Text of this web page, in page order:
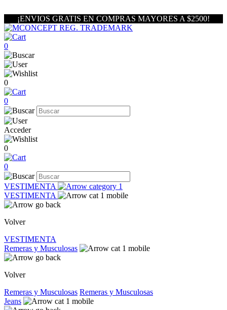
¡ENVIOS GRATIS EN COMPRAS MAYORES A $2500!
0
0
0
Acceder
0
0
VESTIMENTA
VESTIMENTA
Volver
VESTIMENTA
Remeras y Musculosas
Volver
Remeras y Musculosas Remeras y Musculosas
Jeans